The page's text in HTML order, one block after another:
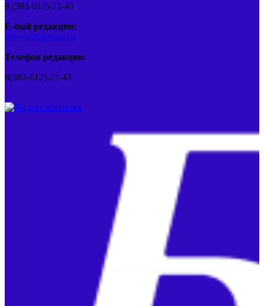
8 (383-612)-22-43
E-mail редакции:
barvest20@mail.ru
Телефон редакции:
8(383-612)-22-43